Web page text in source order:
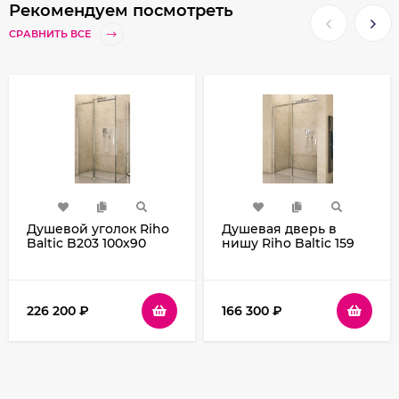
Рекомендуем посмотреть
СРАВНИТЬ ВСЕ
Душевой уголок Riho
Baltic B203 100х90
226 200 ₽
Душевая дверь в
нишу Riho Baltic 159
166 300 ₽